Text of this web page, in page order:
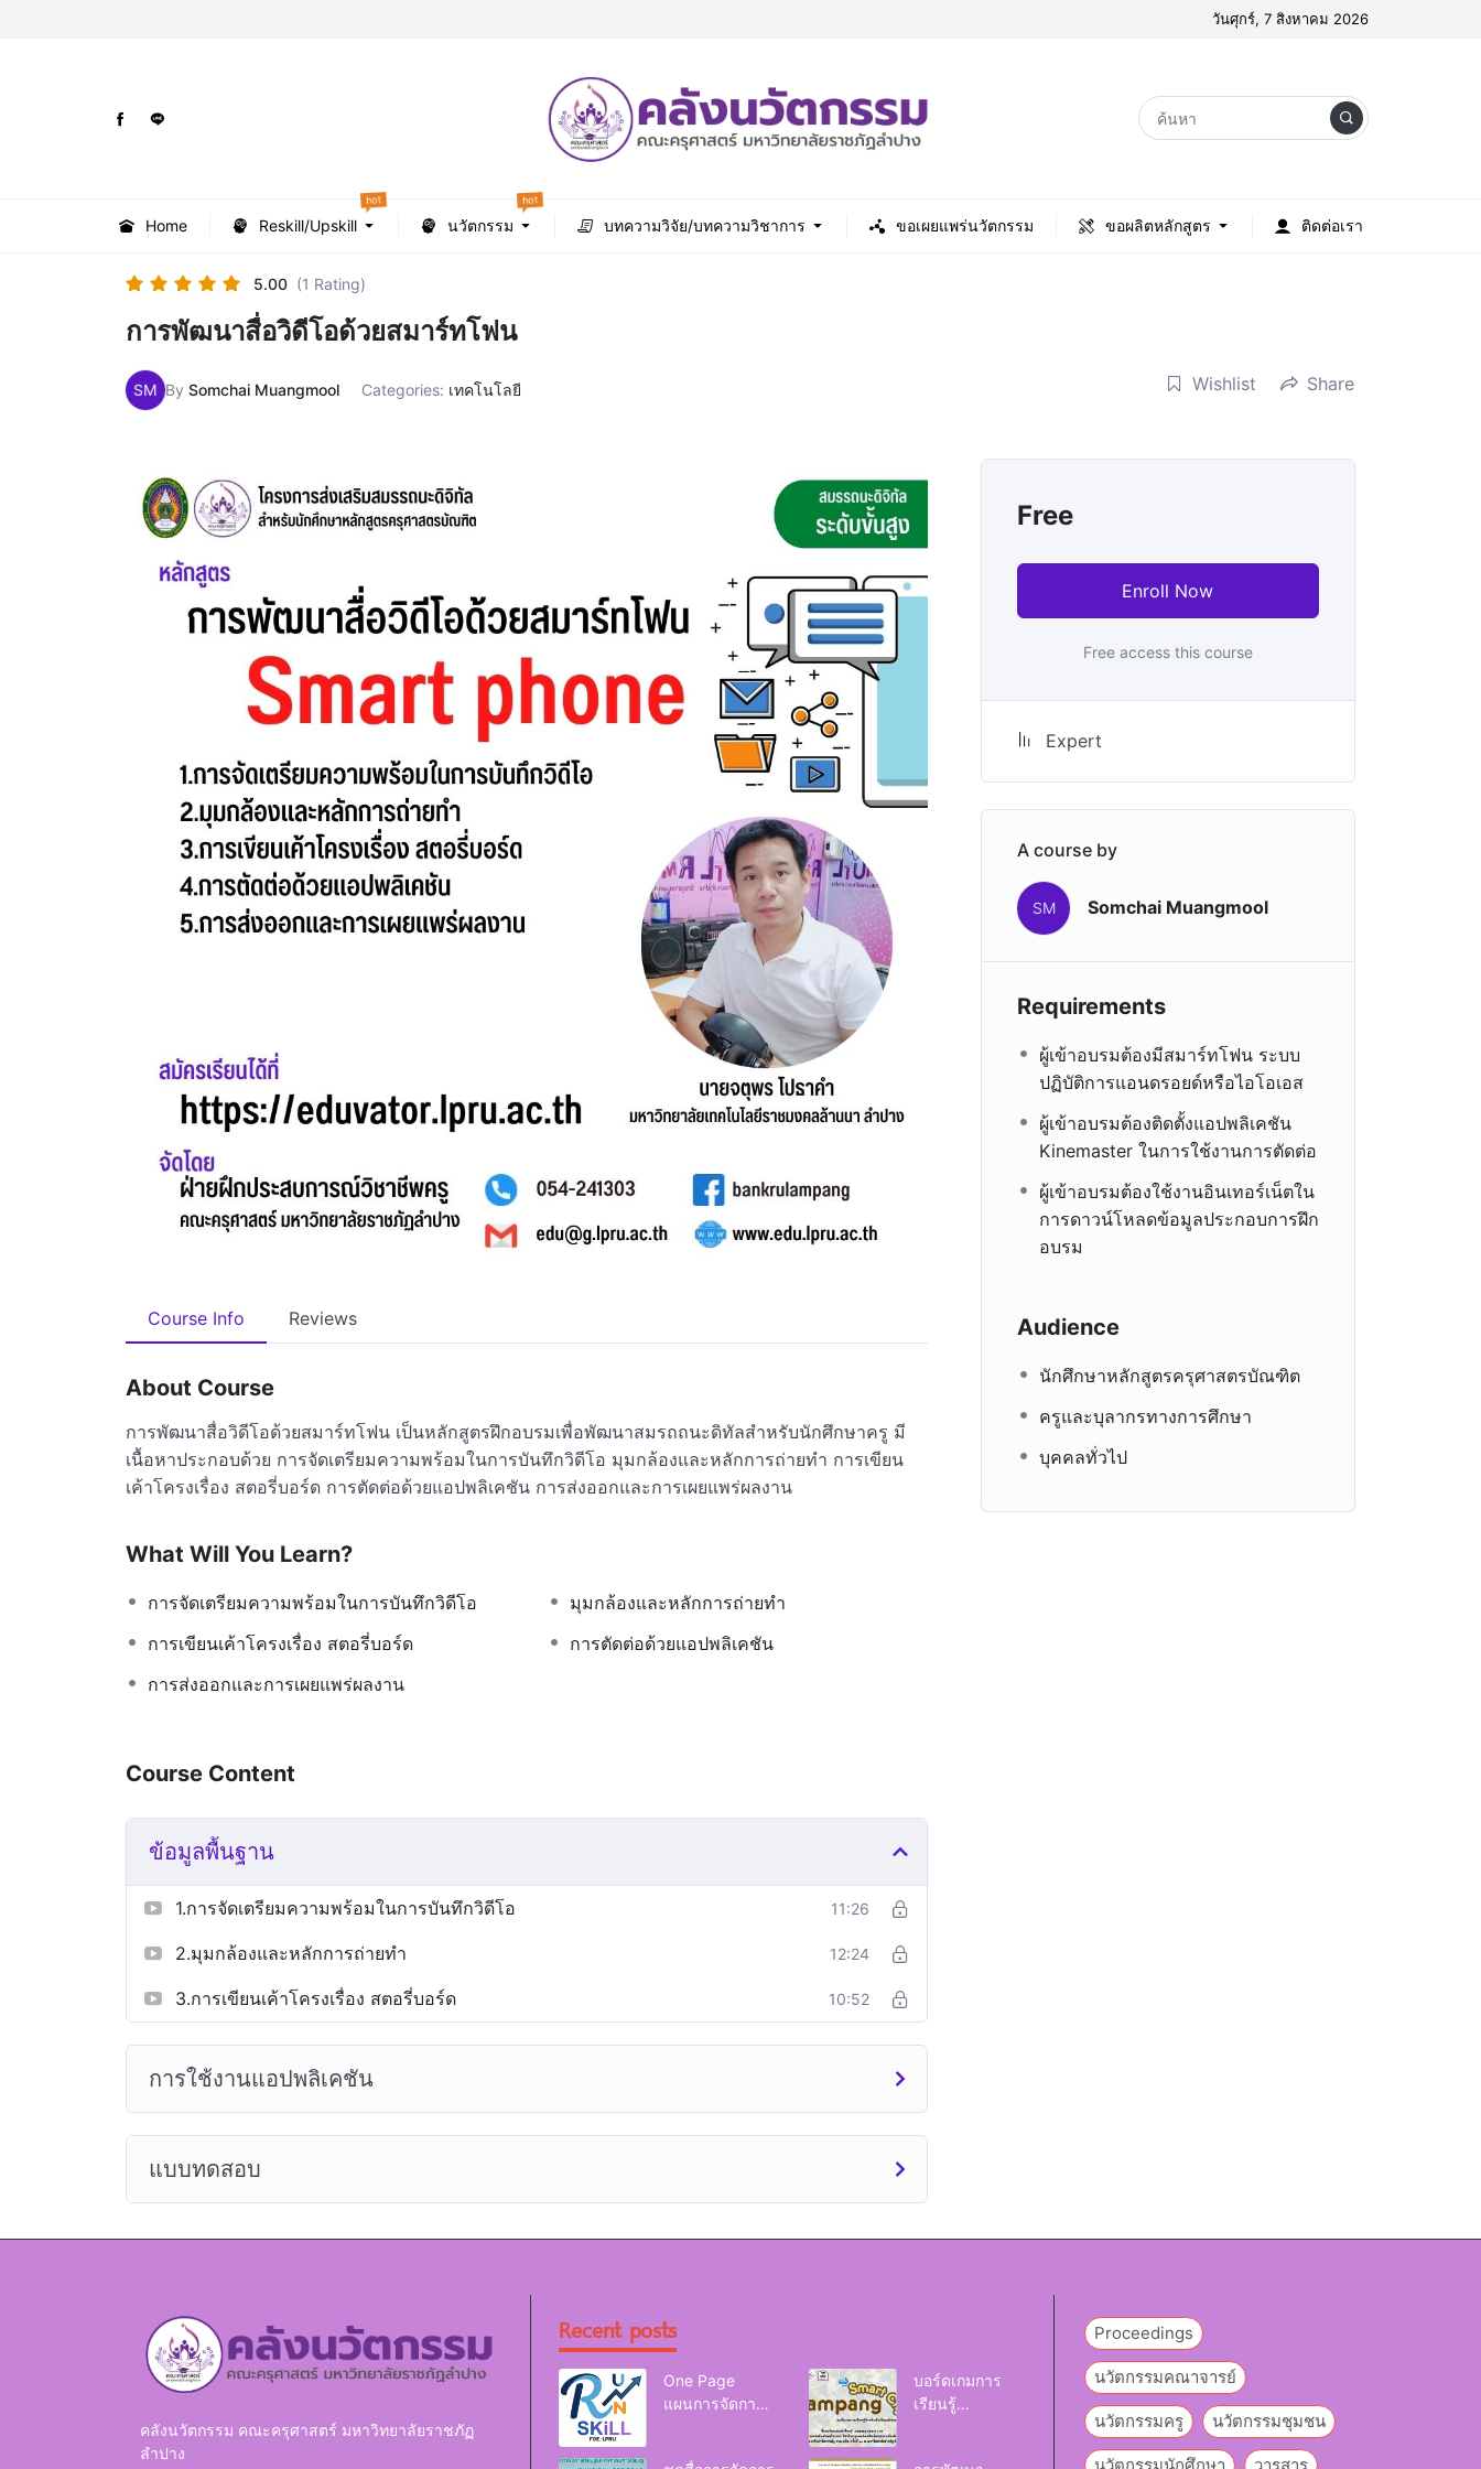
วันศุกร์, 7 สิงหาคม 2026
Home Reskill/Upskill
hot
นวัตกรรม
hot
บทความวิจัย/บทความวิชาการ ขอเผยแพร่นวัตกรรม ขอผลิตหลักสูตร ติดต่อเรา
5.00 (1 Rating)
การพัฒนาสื่อวิดีโอด้วยสมาร์ทโฟน
SM By Somchai Muangmool Categories: เทคโนโลยี Wishlist Share
Course Info Reviews
About Course
การพัฒนาสื่อวิดีโอด้วยสมาร์ทโฟน เป็นหลักสูตรฝึกอบรมเพื่อพัฒนาสมรถถนะดิทัลสำหรับนักศึกษาครู มี
เนื้อหาประกอบด้วย การจัดเตรียมความพร้อมในการบันทึกวิดีโอ มุมกล้องและหลักการถ่ายทำ การเขียน
เค้าโครงเรื่อง สตอรี่บอร์ด การตัดต่อด้วยแอปพลิเคชัน การส่งออกและการเผยแพร่ผลงาน
What Will You Learn?
การจัดเตรียมความพร้อมในการบันทึกวิดีโอ
มุมกล้องและหลักการถ่ายทำ
การเขียนเค้าโครงเรื่อง สตอรี่บอร์ด
การตัดต่อด้วยแอปพลิเคชัน
การส่งออกและการเผยแพร่ผลงาน
Course Content
ข้อมูลพื้นฐาน
1.การจัดเตรียมความพร้อมในการบันทึกวิดีโอ 11:26
2.มุมกล้องและหลักการถ่ายทำ 12:24
3.การเขียนเค้าโครงเรื่อง สตอรี่บอร์ด 10:52
การใช้งานแอปพลิเคชัน
แบบทดสอบ
Free
Enroll Now
Free access this course
Expert
A course by
SM Somchai Muangmool
Requirements
ผู้เข้าอบรมต้องมีสมาร์ทโฟน ระบบ
ปฏิบัติการแอนดรอยด์หรือไอโอเอส
ผู้เข้าอบรมต้องติดตั้งแอปพลิเคชัน
Kinemaster ในการใช้งานการตัดต่อ
ผู้เข้าอบรมต้องใช้งานอินเทอร์เน็ตใน
การดาวน์โหลดข้อมูลประกอบการฝึก
อบรม
Audience
นักศึกษาหลักสูตรครุศาสตรบัณฑิต
ครูและบุลากรทางการศึกษา
บุคคลทั่วไป
คลังนวัตกรรม คณะครุศาสตร์ มหาวิทยาลัยราชภัฏ
ลำปาง
Recent posts
One Page
แผนการจัดการ
บอร์ดเกมการ
เรียนรู้
Proceedings
นวัตกรรมคณาจารย์
นวัตกรรมครู นวัตกรรมชุมชน